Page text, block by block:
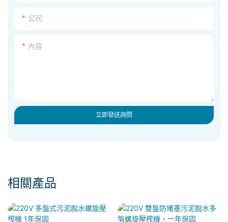
公司
內容
立即發送詢問
相關產品